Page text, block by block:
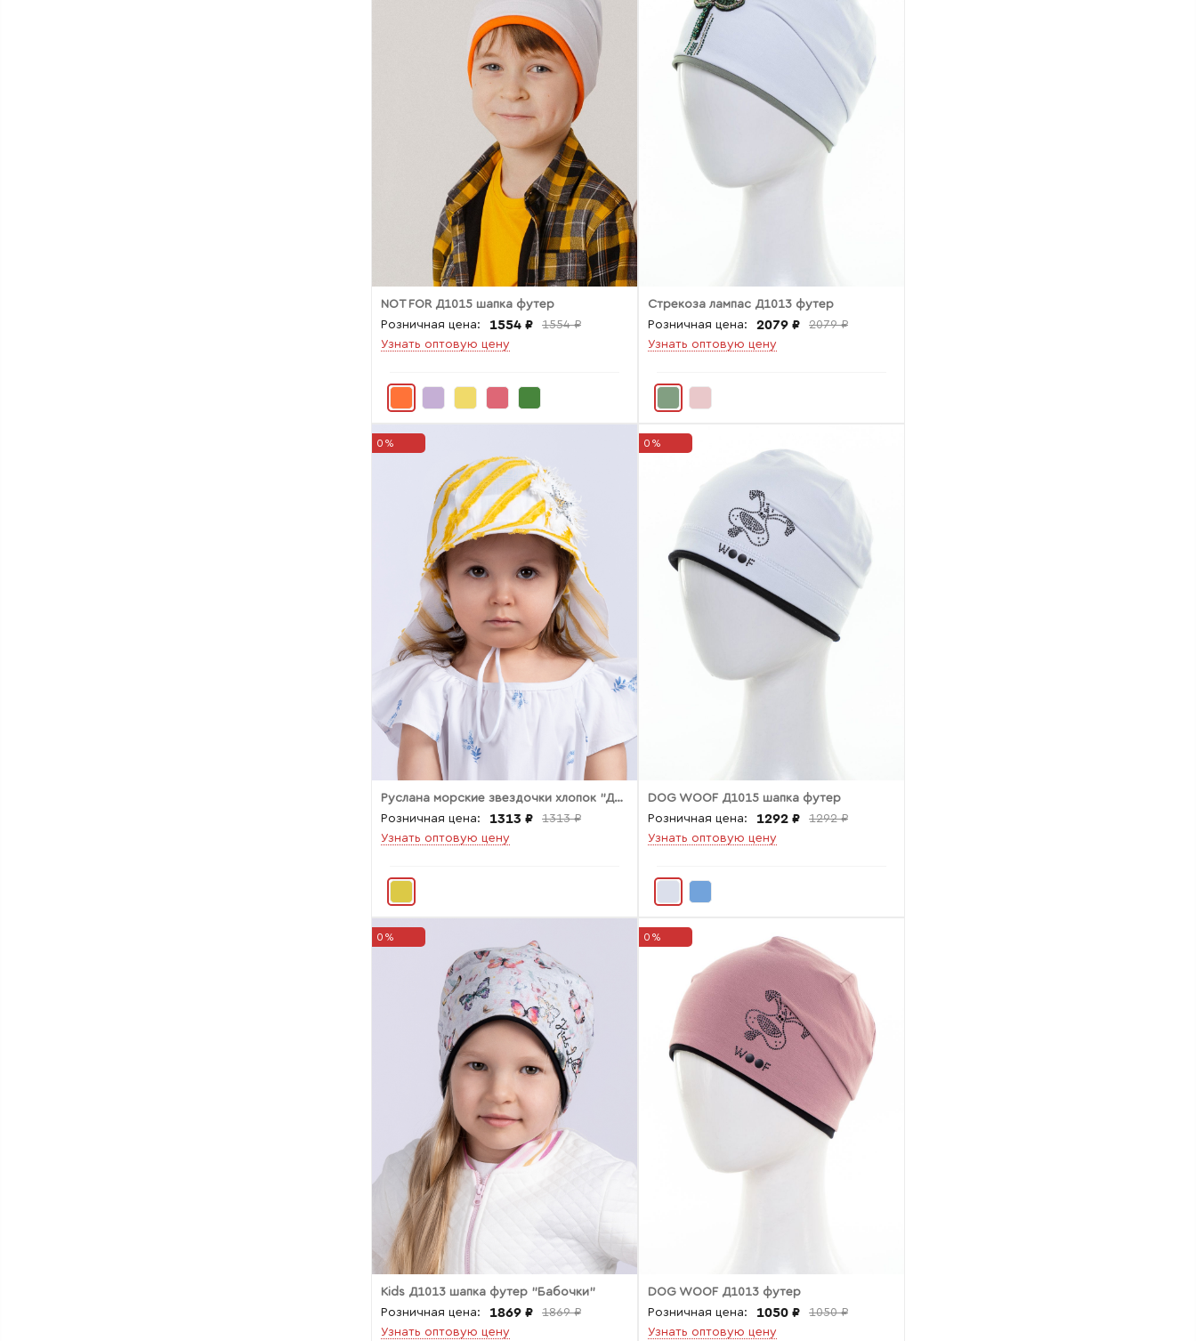
NOT FOR Д1015 шапка футер
Розничная цена:
1554 ₽
1554 ₽
Узнать оптовую цену
Стрекоза лампас Д1013 футер
Розничная цена:
2079 ₽
2079 ₽
Узнать оптовую цену
0%
Руслана морские звездочки хлопок "Диагональ"
Розничная цена:
1313 ₽
1313 ₽
Узнать оптовую цену
0%
DOG WOOF Д1015 шапка футер
Розничная цена:
1292 ₽
1292 ₽
Узнать оптовую цену
0%
Kids Д1013 шапка футер "Бабочки"
Розничная цена:
1869 ₽
1869 ₽
Узнать оптовую цену
0%
DOG WOOF Д1013 футер
Розничная цена:
1050 ₽
1050 ₽
Узнать оптовую цену